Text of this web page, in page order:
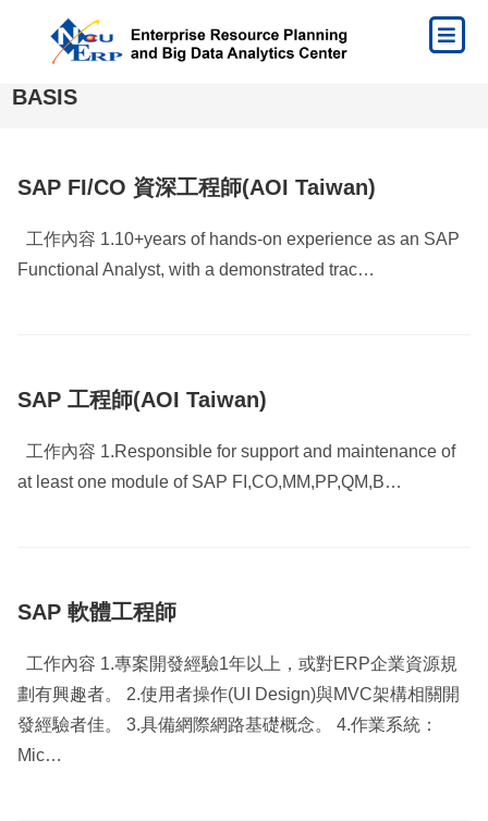
BASIS
SAP FI/CO 資深工程師(AOI Taiwan)
工作內容 1.10+years of hands-on experience as an SAP
Functional Analyst, with a demonstrated trac…
SAP 工程師(AOI Taiwan)
工作內容 1.Responsible for support and maintenance of
at least one module of SAP FI,CO,MM,PP,QM,B…
SAP 軟體工程師
工作內容 1.專案開發經驗1年以上，或對ERP企業資源規
劃有興趣者。 2.使用者操作(UI Design)與MVC架構相關開
發經驗者佳。 3.具備網際網路基礎概念。 4.作業系統：
Mic…